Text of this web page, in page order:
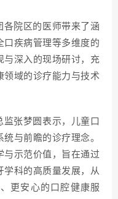
院区的医师带来了涵
口疾病管理等多维度的
与深入的现场研讨，充
领域的诊疗能力与技术
张梦圆表示，儿童口
与前瞻的诊疗理念。
与示范价值，旨在通过
学科的高质量发展，从
更安心的口腔健康服